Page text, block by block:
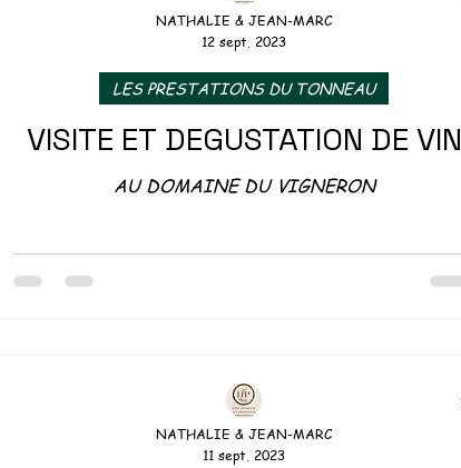
VISITE ET DEGUSTATION DE VIN
AU DOMAINE DU VIGNERON
LES PRESTATIONS DU TONNEAU
NATHALIE & JEAN-MARC
12 sept. 2023
NATHALIE & JEAN-MARC
11 sept. 2023